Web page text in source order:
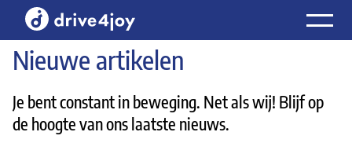
Home Laat
Lees het laatste nieuws over onze auto-abonnementen
Nieuwe artikelen
Je bent constant in beweging. Net als wij! Blijf op
de hoogte van ons laatste nieuws.